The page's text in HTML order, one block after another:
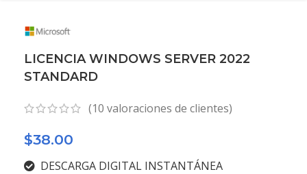
LICENCIA WINDOWS SERVER 2022
STANDARD
(10 valoraciones de clientes)
$38.00
DESCARGA DIGITAL INSTANTÁNEA